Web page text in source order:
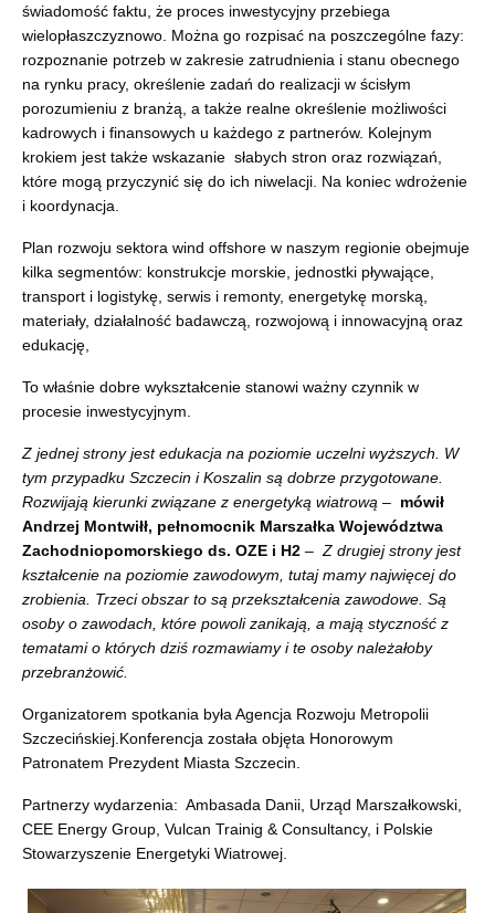
świadomość faktu, że proces inwestycyjny przebiega
wielopłaszczyznowo. Można go rozpisać na poszczególne fazy:
rozpoznanie potrzeb w zakresie zatrudnienia i stanu obecnego
na rynku pracy, określenie zadań do realizacji w ścisłym
porozumieniu z branżą, a także realne określenie możliwości
kadrowych i finansowych u każdego z partnerów. Kolejnym
krokiem jest także wskazanie słabych stron oraz rozwiązań,
które mogą przyczynić się do ich niwelacji. Na koniec wdrożenie
i koordynacja.
Plan rozwoju sektora wind offshore w naszym regionie obejmuje
kilka segmentów: konstrukcje morskie, jednostki pływające,
transport i logistykę, serwis i remonty, energetykę morską,
materiały, działalność badawczą, rozwojową i innowacyjną oraz
edukację,
To właśnie dobre wykształcenie stanowi ważny czynnik w
procesie inwestycyjnym.
Z jednej strony jest edukacja na poziomie uczelni wyższych. W
tym przypadku Szczecin i Koszalin są dobrze przygotowane.
Rozwijają kierunki związane z energetyką wiatrową – mówił
Andrzej Montwiłł, pełnomocnik Marszałka Województwa
Zachodniopomorskiego ds. OZE i H2 – Z drugiej strony jest
kształcenie na poziomie zawodowym, tutaj mamy najwięcej do
zrobienia. Trzeci obszar to są przekształcenia zawodowe. Są
osoby o zawodach, które powoli zanikają, a mają styczność z
tematami o których dziś rozmawiamy i te osoby należałoby
przebranżowić.
Organizatorem spotkania była Agencja Rozwoju Metropolii
Szczecińskiej.Konferencja została objęta Honorowym
Patronatem Prezydent Miasta Szczecin.
Partnerzy wydarzenia: Ambasada Danii, Urząd Marszałkowski,
CEE Energy Group, Vulcan Trainig & Consultancy, i Polskie
Stowarzyszenie Energetyki Wiatrowej.